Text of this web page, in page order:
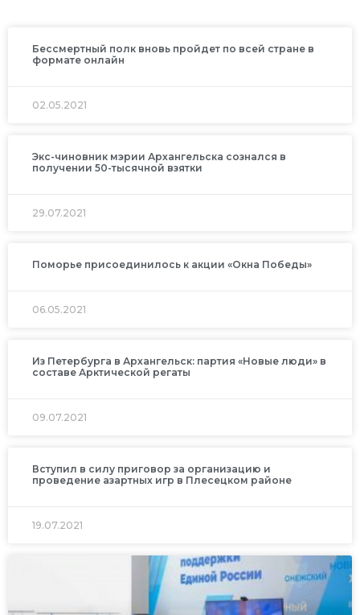
Бессмертный полк вновь пройдет по всей стране в
формате онлайн
02.05.2021
Экс-чиновник мэрии Архангельска сознался в
получении 50-тысячной взятки
29.07.2021
Поморье присоединилось к акции «Окна Победы»
06.05.2021
Из Петербурга в Архангельск: партия «Новые люди» в
составе Арктической регаты
09.07.2021
Вступил в силу приговор за организацию и
проведение азартных игр в Плесецком районе
19.07.2021